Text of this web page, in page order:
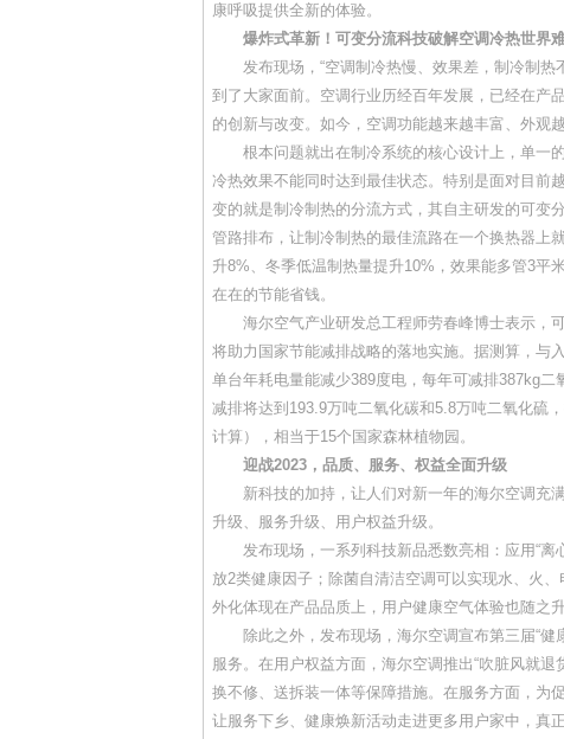
康呼吸提供全新的体验。
爆炸式革新！可变分流科技破解空调冷热世界
发布现场，“空调制冷热慢、效果差，制冷制热
到了大家面前。空调行业历经百年发展，已经在产
的创新与改变。如今，空调功能越来越丰富、外观
根本问题就出在制冷系统的核心设计上，单一
冷热效果不能同时达到最佳状态。特别是面对目前
变的就是制冷制热的分流方式，其自主研发的可变
管路排布，让制冷制热的最佳流路在一个换热器上
升8%、冬季低温制热量提升10%，效果能多管3平
在在的节能省钱。
海尔空气产业研发总工程师劳春峰博士表示，可
将助力国家节能减排战略的落地实施。据测算，与
单台年耗电量能减少389度电，每年可减排387kg
减排将达到193.9万吨二氧化碳和5.8万吨二氧化硫
计算），相当于15个国家森林植物园。
迎战2023，品质、服务、权益全面升级
新科技的加持，让人们对新一年的海尔空调充
升级、服务升级、用户权益升级。
发布现场，一系列科技新品悉数亮相：应用“离
放2类健康因子；除菌自清洁空调可以实现水、火
外化体现在产品品质上，用户健康空气体验也随之升
除此之外，发布现场，海尔空调宣布第三届“健
服务。在用户权益方面，海尔空调推出“吹脏风就
换不修、送拆装一体等保障措施。在服务方面，为
让服务下乡、健康焕新活动走进更多用户家中，真